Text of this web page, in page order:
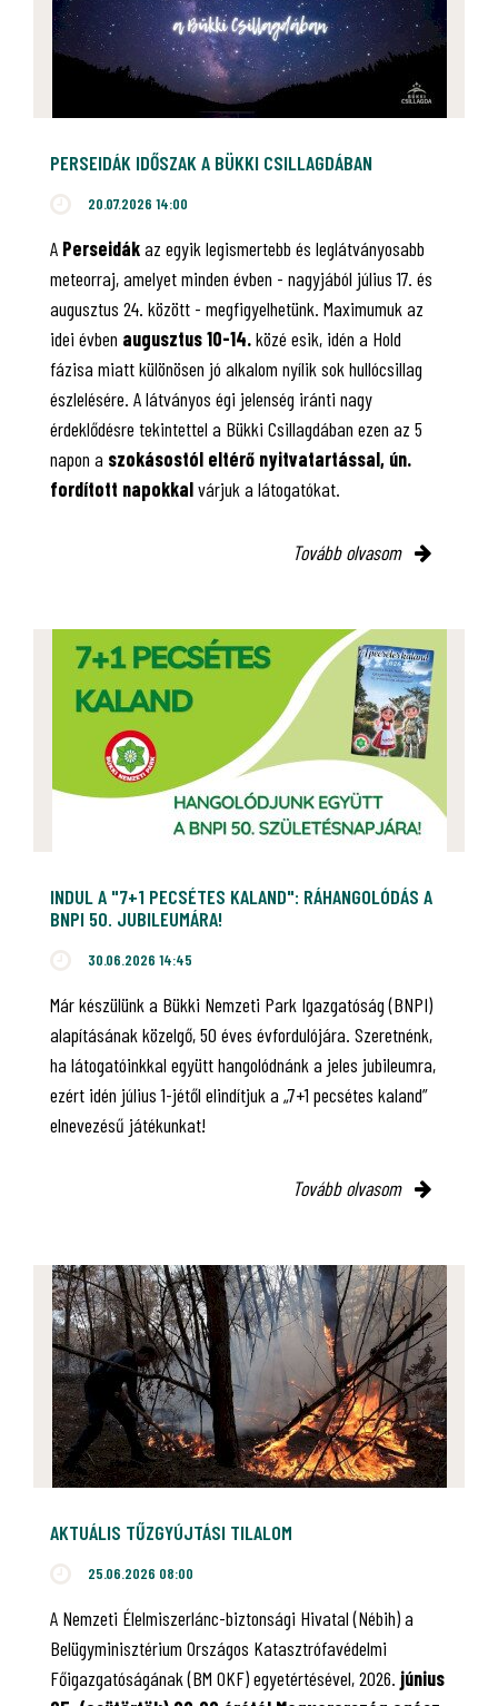
PERSEIDÁK IDŐSZAK A BÜKKI CSILLAGDÁBAN
20.07.2026 14:00
A Perseidákaz egyik legismertebb és leglátványosabb
meteorraj, amelyet minden évben - nagyjából július 17. és
augusztus 24. között - megfigyelhetünk. Maximumuk az
idei évben augusztus 10-14.közé esik, idén a Hold
fázisa miatt különösen jó alkalom nyílik sok hullócsillag
észlelésére. A látványos égi jelenség iránti nagy
érdeklődésre tekintettel a Bükki Csillagdában ezen az 5
napon a szokásostól eltérő nyitvatartással, ún.
fordított napokkalvárjuk a látogatókat.
Tovább olvasom
INDUL A "7+1 PECSÉTES KALAND": RÁHANGOLÓDÁS A
BNPI 50. JUBILEUMÁRA!
30.06.2026 14:45
Már készülünk a Bükki Nemzeti Park Igazgatóság (BNPI)
alapításának közelgő, 50 éves évfordulójára. Szeretnénk,
ha látogatóinkkal együtt hangolódnánk a jeles jubileumra,
ezért idén július 1-jétől elindítjuk a „7+1 pecsétes kaland”
elnevezésű játékunkat!
Tovább olvasom
AKTUÁLIS TŰZGYÚJTÁSI TILALOM
25.06.2026 08:00
A Nemzeti Élelmiszerlánc-biztonsági Hivatal (Nébih) a
Belügyminisztérium Országos Katasztrófavédelmi
Főigazgatóságának (BM OKF) egyetértésével, 2026. június